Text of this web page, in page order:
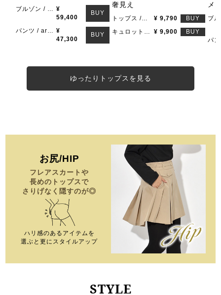
ブルゾン / archivio ¥
59,400
BUY
パンツ / archivio ¥
47,300
BUY
奢見え
トップス /MONA DELSOL ¥ 9,790
BUY
キュロット / MONA DELSOL
¥ 9,900 BUY
メ
ゆったりトップスを見る
お尻/HIP
フレアスカートや
長めのトップスで
さりげなく隠すのが◎
ハリ感のあるアイテムを
選ぶと更にスタイルアップ
STYLE